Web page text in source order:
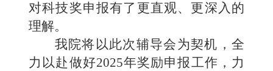
对科技奖申报有了更直观、更深入的
理解。
我院将以此次辅导会为契机，全
力以赴做好2025年奖励申报工作，力